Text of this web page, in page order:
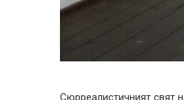
Сюрреалистичният свят